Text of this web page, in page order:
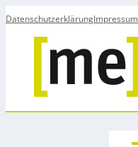
DatenschutzerklärungImpressum